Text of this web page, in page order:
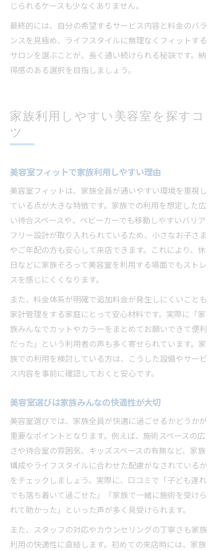
じられるケースも少なくありません。
最終的には、自分の希望するサービス内容と料金のバラ
ンスを見極め、ライフスタイルに無理なくフィットする
サロンを選ぶことが、長く通い続けられる秘訣です。納
得感のある選択を目指しましょう。
家族利用しやすい美容室を探すコ
ツ
美容室フィットで家族利用しやすい理由
美容室フィットは、家族全員が通いやすい環境を重視し
ている点が大きな特徴です。家族での利用を想定した広
い待合スペースや、ベビーカーでも移動しやすいバリア
フリー設計が取り入れられているため、小さなお子さま
やご年配の方も安心して来店できます。これにより、休
日などに家族そろって美容室を利用する場面でもストレ
スを感じにくくなります。
また、料金体系が明確で追加料金が発生しにくいことも
家計管理をする家庭にとって安心材料です。実際に「家
族みんなでカットやカラーをまとめてお願いできて便利
だった」という利用者の声も多く寄せられています。家
族での利用を検討している方は、こうした設備やサービ
ス内容を事前に確認しておくと安心です。
美容室選びは家族みんなの快適性が大切
美容室選びでは、家族全員が快適に過ごせるかどうかが
重要なポイントとなります。例えば、施術スペースの広
さや待合室の雰囲気、キッズスペースの有無など、家族
構成やライフスタイルに合わせた配慮がなされているか
をチェックしましょう。実際に、口コミで「子ども連れ
でも落ち着いて過ごせた」「家族で一緒に施術を受けら
れて助かった」といった声が多く見受けられます。
また、スタッフの対応やカウンセリングの丁寧さも家族
利用の快適性に直結します。初めての来店時には、家族